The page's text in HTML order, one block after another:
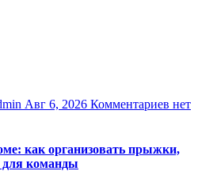
Авг 6, 2026 Комментариев нет
как организовать прыжки,
для команды